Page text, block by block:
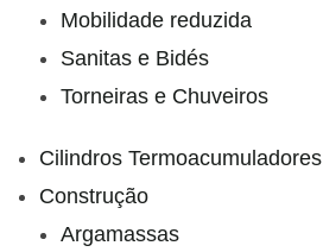
Mobilidade reduzida
Sanitas e Bidés
Torneiras e Chuveiros
Cilindros Termoacumuladores
Construção
Argamassas